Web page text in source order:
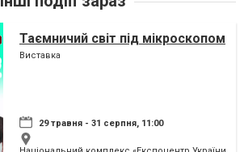
Таємничий світ під мікроскопом
Виставка
29 травня - 31 серпня, 11:00